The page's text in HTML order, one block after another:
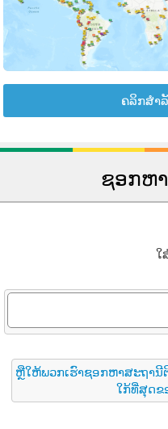
ຄລິກສຳ
ຊອກຫ
ໃ
ຫຼືໃຫ້ພວກເຮົາຊອກຫາສະຖາ
ໃກ້ທີ່ສຸດຂ